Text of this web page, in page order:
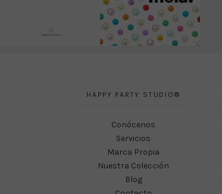
HAPPY PARTY STUDIO®
Conócenos
Servicios
Marca Propia
Nuestra Colección
Blog